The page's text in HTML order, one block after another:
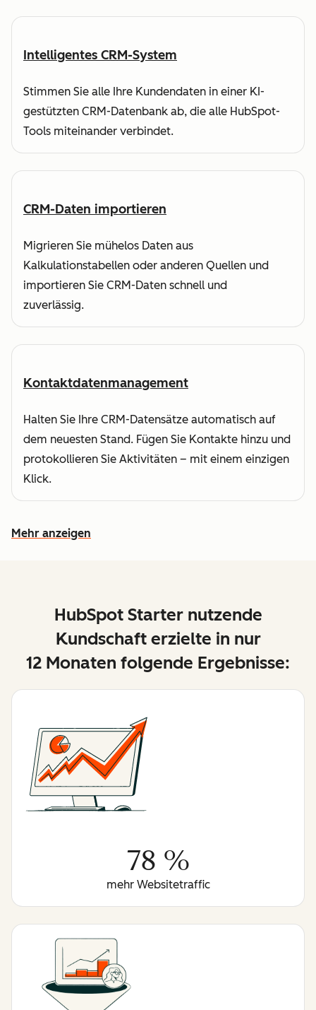
Intelligentes CRM-System
Stimmen Sie alle Ihre Kundendaten in einer KI-
gestützten CRM-Datenbank ab, die alle HubSpot-
Tools miteinander verbindet.
CRM-Daten importieren
Migrieren Sie mühelos Daten aus
Kalkulationstabellen oder anderen Quellen und
importieren Sie CRM-Daten schnell und
zuverlässig.
Kontaktdatenmanagement
Halten Sie Ihre CRM-Datensätze automatisch auf
dem neuesten Stand. Fügen Sie Kontakte hinzu und
protokollieren Sie Aktivitäten – mit einem einzigen
Klick.
Mehr anzeigen
Weitere Funktionen ansehen
HubSpot Starter nutzende
Kundschaft erzielte in nur
12 Monaten folgende Ergebnisse:
78 %
mehr Websitetraffic